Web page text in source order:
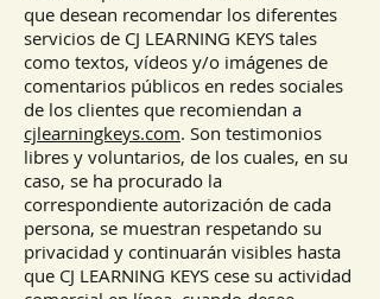
que desean recomendar los diferentes
servicios de CJ LEARNING KEYS tales
como textos, vídeos y/o imágenes de
comentarios públicos en redes sociales
de los clientes que recomiendan a
cjlearningkeys.com. Son testimonios
libres y voluntarios, de los cuales, en su
caso, se ha procurado la
correspondiente autorización de cada
persona, se muestran respetando su
privacidad y continuarán visibles hasta
que CJ LEARNING KEYS cese su actividad